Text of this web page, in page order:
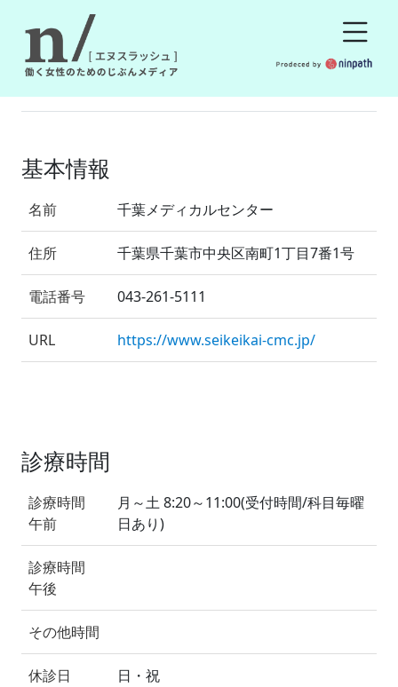
基本情報
名前 千葉メディカルセンター
住所 千葉県千葉市中央区南町1丁目7番1号
電話番号 043-261-5111
URL https://www.seikeikai-cmc.jp/
診療時間
診療時間
午前
月～土 8:20～11:00(受付時間/科目毎曜
日あり)
診療時間
午後
その他時間
休診日 日・祝